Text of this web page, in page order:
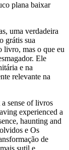
plana baixar
uma verdadeira
grátis sua
livro, mas o que eu
Ele
e na
relevante na
sense of livros
experienced a
haunting and
e Os
de
sutil e